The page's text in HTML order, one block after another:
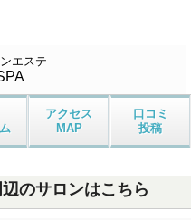
エステ
アクセス
MAP
口コミ
投稿
のサロンはこちら